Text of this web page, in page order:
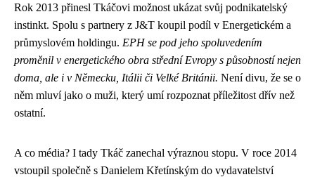
Rok 2013 přinesl Tkáčovi možnost ukázat svůj podnikatelský
instinkt. Spolu s partnery z J&T koupil podíl v Energetickém a
průmyslovém holdingu. EPH se pod jeho spoluvedením
proměnil v energetického obra střední Evropy s působností nejen
doma, ale i v Německu, Itálii či Velké Británii. Není divu, že se o
něm mluví jako o muži, který umí rozpoznat příležitost dřív než
ostatní.
A co média? I tady Tkáč zanechal výraznou stopu. V roce 2014
vstoupil společně s Danielem Křetínským do vydavatelství